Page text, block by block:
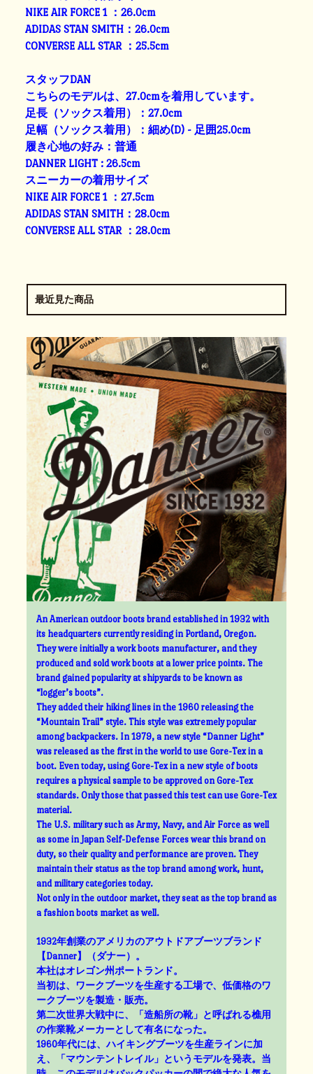
NIKE AIR FORCE 1 ：26.0cm
ADIDAS STAN SMITH：26.0cm
CONVERSE ALL STAR ：25.5cm
スタッフDAN
こちらのモデルは、27.0cmを着用しています。
足長（ソックス着用）：27.0cm
足幅（ソックス着用）：細め(D) - 足囲25.0cm
履き心地の好み：普通
DANNER LIGHT : 26.5cm
スニーカーの着用サイズ
NIKE AIR FORCE 1 ：27.5cm
ADIDAS STAN SMITH：28.0cm
CONVERSE ALL STAR ：28.0cm
最近見た商品
An American outdoor boots brand established in 1932 with
its headquarters currently residing in Portland, Oregon.
They were initially a work boots manufacturer, and they
produced and sold work boots at a lower price points. The
brand gained popularity at shipyards to be known as
“logger’s boots”.
They added their hiking lines in the 1960 releasing the
“Mountain Trail” style. This style was extremely popular
among backpackers. In 1979, a new style “Danner Light”
was released as the first in the world to use Gore-Tex in a
boot. Even today, using Gore-Tex in a new style of boots
requires a physical sample to be approved on Gore-Tex
standards. Only those that passed this test can use Gore-Tex
material.
The U.S. military such as Army, Navy, and Air Force as well
as some in Japan Self-Defense Forces wear this brand on
duty, so their quality and performance are proven. They
maintain their status as the top brand among work, hunt,
and military categories today.
Not only in the outdoor market, they seat as the top brand as
a fashion boots market as well.
1932年創業のアメリカのアウトドアブーツブランド
【Danner】（ダナー）。
本社はオレゴン州ポートランド。
当初は、ワークブーツを生産する工場で、低価格のワ
ークブーツを製造・販売。
第二次世界大戦中に、「造船所の靴」と呼ばれる樵用
の作業靴メーカーとして有名になった。
1960年代には、ハイキングブーツを生産ラインに加
え、「マウンテントレイル」というモデルを発表。当